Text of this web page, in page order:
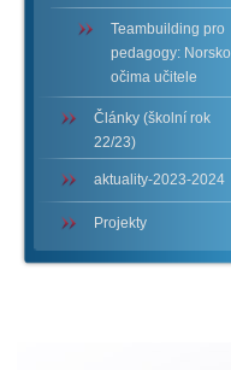
Teambuilding pro
pedagogy: Norsko
očima učitele
Články (školní rok
22/23)
aktuality-2023-2024
Projekty